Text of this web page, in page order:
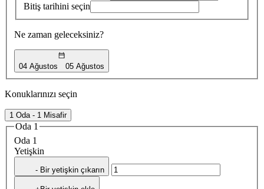
Bitiş tarihini seçin
Ne zaman geleceksiniz?
04 Ağustos 05 Ağustos
Konuklarınızı seçin
1 Oda - 1 Misafir
Oda 1
Oda 1
Yetişkin
- Bir yetişkin çıkarın